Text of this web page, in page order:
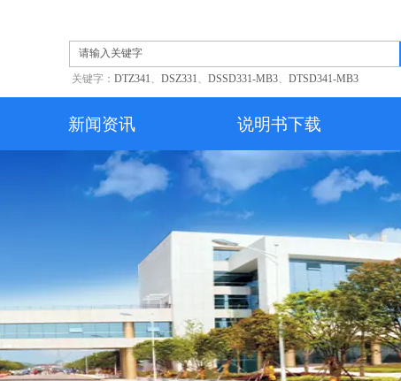
关键字： DTZ341、 DSZ331、 DSSD331-MB3、 DTSD341-MB3
新闻资讯 说明书下载